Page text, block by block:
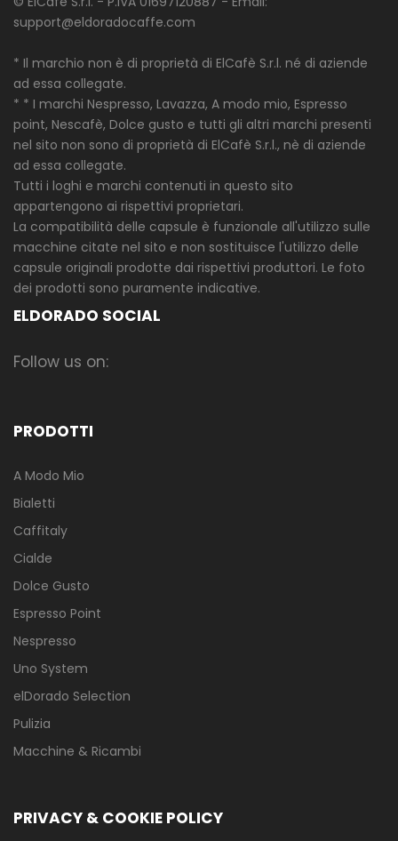
support@eldoradocaffe.com
* Il marchio non è di proprietà di ElCafè S.r.l. né di aziende
ad essa collegate.
* * I marchi Nespresso, Lavazza, A modo mio, Espresso
point, Nescafè, Dolce gusto e tutti gli altri marchi presenti
nel sito non sono di proprietà di ElCafè S.r.l., nè di aziende
ad essa collegate.
Tutti i loghi e marchi contenuti in questo sito
appartengono ai rispettivi proprietari.
La compatibilità delle capsule è funzionale all'utilizzo sulle
macchine citate nel sito e non sostituisce l'utilizzo delle
capsule originali prodotte dai rispettivi produttori. Le foto
dei prodotti sono puramente indicative.
ELDORADO SOCIAL
Follow us on:
PRODOTTI
A Modo Mio
Bialetti
Caffitaly
Cialde
Dolce Gusto
Espresso Point
Nespresso
Uno System
elDorado Selection
Pulizia
Macchine & Ricambi
PRIVACY & COOKIE POLICY